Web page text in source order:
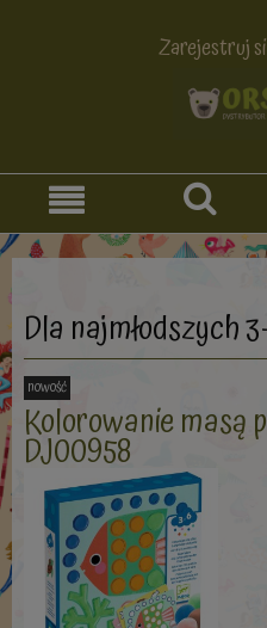
Zarejestruj
Dla najmłodszych
Kolorowanie masą
DJ00958
nowość